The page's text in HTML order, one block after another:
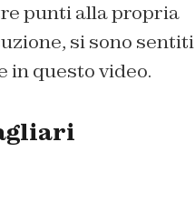
punti alla propria
si sono sentiti
in questo video.